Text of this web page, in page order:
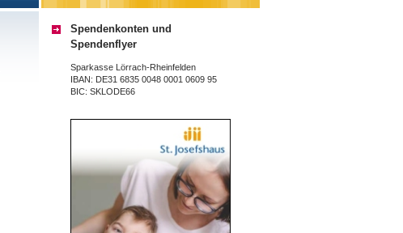
Spendenkonten und
Spendenflyer
Sparkasse Lörrach-Rheinfelden
IBAN: DE31 6835 0048 0001 0609 95
BIC: SKLODE66